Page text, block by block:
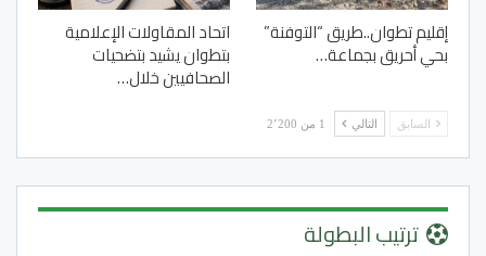
إقليم تطوان..طريق “التوفنة”
بحي أحريق بجماعة…
اتحاد المقاولات الإعلامية
بتطوان يشيد بتضحيات
الصحافيين خلال…
السابق التالي 1 من 2٬200
ترتيب البطولة